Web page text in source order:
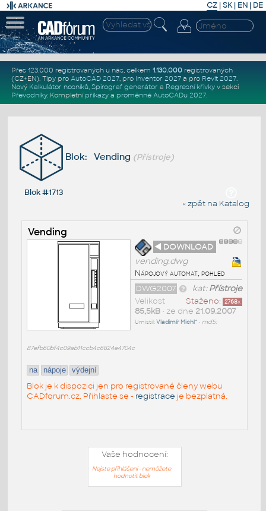
CZ | SK| EN | DE
Přes 123.000 registrovaných u nás, celkem 1.130.000registrovaných
(CZ+EN). Tipy pro AutoCAD 2027, pro Inventor 2027a pro Revit 2027.
Nový Kalkulátor nosníků, Spirograf generátor a Regresní křivkyv sekci
Převodníky. Kompletní příkazya proměnné AutoCADu 2027.
Blok: Vending (Přístroje)
Blok #1713
« zpět na Katalog
Vending
◄ DOWNLOAD
vending.dwg
Nápojový automat, pohled
kat:Přístroje
DWG2007
Staženo: 2768x
Velikost
85,5kB• ze dne 21.09.2007
Umístil:Vladimír Michl^ • md5:
87efb60bf4c09ab11ccb4c6824e4704c
na nápoje výdejní
Blok je k dispozici jen pro registrované členy webu
CADforum.cz. Přihlaste se - registrace je bezplatná.
Vaše hodnocení:
Nejste přihlášeni - nemůžete
hodnotit blok